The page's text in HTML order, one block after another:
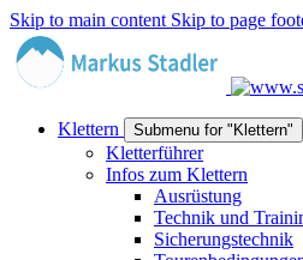
Skip to main content Skip to page
Klettern Submenu for "Klettern"
Kletterführer
Infos zum Klettern
Ausrüstung
Technik und
Sicherungstechnik